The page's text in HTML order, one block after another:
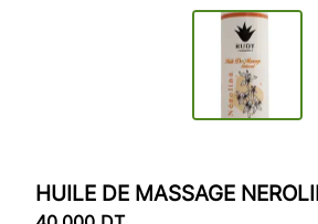
HUILE DE MASSAGE